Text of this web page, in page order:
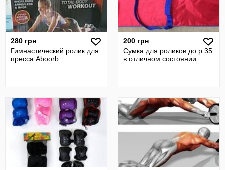
280 грн
Гимнастический ролик для
пресса Aboorb
200 грн
Сумка для роликов до р.35
в отличном состоянии